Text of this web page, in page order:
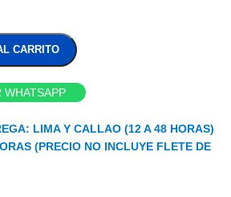
CARRITO
WHATSAPP
LIMA Y CALLAO (12 A 48 HORAS)
(PRECIO NO INCLUYE FLETE DE